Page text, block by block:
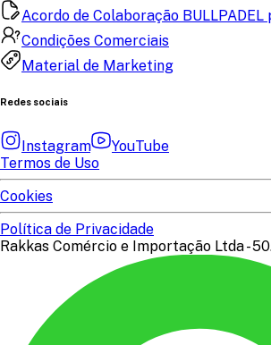
Acordo de Colaboração BULLPADEL
Condições Comerciais
Material de Marketing
Redes sociais
Instagram
YouTube
Termos de Uso
Cookies
Política de Privacidade
Rakkas Comércio e Importação Ltda -